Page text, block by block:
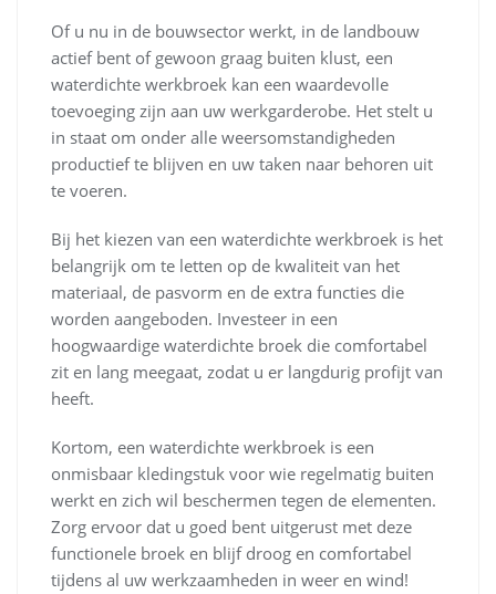
Of u nu in de bouwsector werkt, in de landbouw
actief bent of gewoon graag buiten klust, een
waterdichte werkbroek kan een waardevolle
toevoeging zijn aan uw werkgarderobe. Het stelt u
in staat om onder alle weersomstandigheden
productief te blijven en uw taken naar behoren uit
te voeren.
Bij het kiezen van een waterdichte werkbroek is het
belangrijk om te letten op de kwaliteit van het
materiaal, de pasvorm en de extra functies die
worden aangeboden. Investeer in een
hoogwaardige waterdichte broek die comfortabel
zit en lang meegaat, zodat u er langdurig profijt van
heeft.
Kortom, een waterdichte werkbroek is een
onmisbaar kledingstuk voor wie regelmatig buiten
werkt en zich wil beschermen tegen de elementen.
Zorg ervoor dat u goed bent uitgerust met deze
functionele broek en blijf droog en comfortabel
tijdens al uw werkzaamheden in weer en wind!